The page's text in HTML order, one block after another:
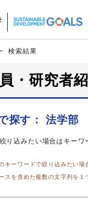
検索結果
・研究
探す： 法学部
り込みたい場合はキーワ
キーワードで絞り込みたい場
スを含めた複数の文字列を１